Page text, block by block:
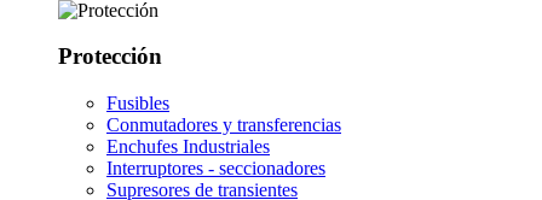
Protección
Fusibles
Conmutadores y transferencias
Enchufes Industriales
Interruptores - seccionadores
Supresores de transientes